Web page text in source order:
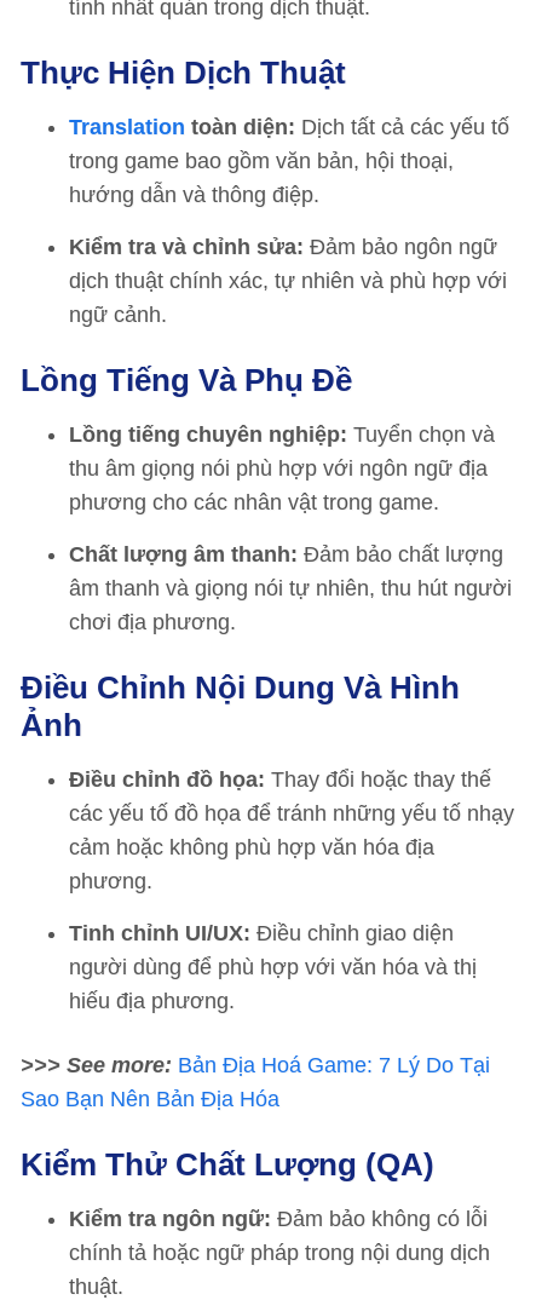
tính nhất quán trong dịch thuật.
Thực Hiện Dịch Thuật
Translation toàn diện: Dịch tất cả các yếu tố
trong game bao gồm văn bản, hội thoại,
hướng dẫn và thông điệp.
Kiểm tra và chỉnh sửa: Đảm bảo ngôn ngữ
dịch thuật chính xác, tự nhiên và phù hợp với
ngữ cảnh.
Lồng Tiếng Và Phụ Đề
Lồng tiếng chuyên nghiệp: Tuyển chọn và
thu âm giọng nói phù hợp với ngôn ngữ địa
phương cho các nhân vật trong game.
Chất lượng âm thanh: Đảm bảo chất lượng
âm thanh và giọng nói tự nhiên, thu hút người
chơi địa phương.
Điều Chỉnh Nội Dung Và Hình
Ảnh
Điều chỉnh đồ họa: Thay đổi hoặc thay thế
các yếu tố đồ họa để tránh những yếu tố nhạy
cảm hoặc không phù hợp văn hóa địa
phương.
Tinh chỉnh UI/UX: Điều chỉnh giao diện
người dùng để phù hợp với văn hóa và thị
hiếu địa phương.
>>> See more: Bản Địa Hoá Game: 7 Lý Do Tại
Sao Bạn Nên Bản Địa Hóa
Kiểm Thử Chất Lượng (QA)
Kiểm tra ngôn ngữ: Đảm bảo không có lỗi
chính tả hoặc ngữ pháp trong nội dung dịch
thuật.